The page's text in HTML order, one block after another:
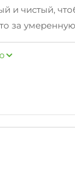
и чистый,
за
и